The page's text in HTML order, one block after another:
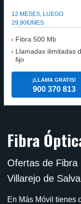
12 MESES, LUEGO
29,90€/MES
Fibra 500 Mb
Llamadas ilimitadas
fijo
¡LLAMA GRATIS!
900 370 813
Fibra
Ofertas de Fibra
Villarejo de
En Más Móvil tienes